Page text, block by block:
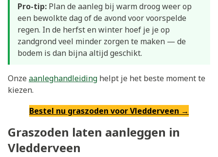
Pro-tip: Plan de aanleg bij warm droog weer op
een bewolkte dag of de avond voor voorspelde
regen. In de herfst en winter hoef je je op
zandgrond veel minder zorgen te maken — de
bodem is dan bijna altijd geschikt.
Onzeaanleghandleiding helpt je het beste moment te
kiezen.
Bestel nu graszoden voor Vledderveen →
Graszoden laten aanleggen in
Vledderveen